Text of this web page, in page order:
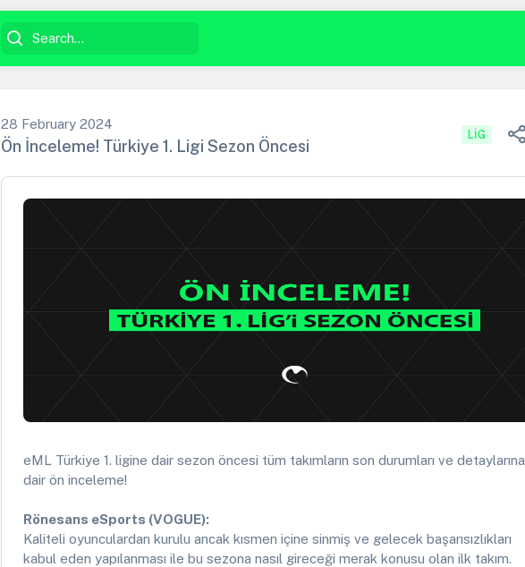
28 February 2024
Ön İnceleme! Türkiye 1. Ligi Sezon Öncesi
LIG
eML Türkiye 1. ligine dair sezon öncesi tüm takımların son durumları ve detaylarına
dair ön inceleme!
Rönesans eSports (VOGUE):
Kaliteli oyunculardan kurulu ancak kısmen içine sinmiş ve gelecek başarısızlıkları
kabul eden yapılanması ile bu sezona nasıl gireceği merak konusu olan ilk takım.